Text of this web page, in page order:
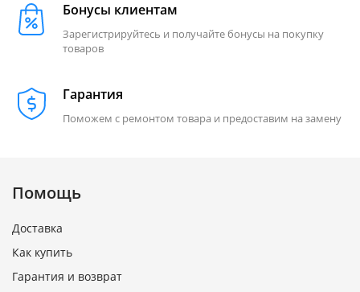
Бонусы клиентам
Зарегистрируйтесь и получайте бонусы на покупку
товаров
Гарантия
Поможем с ремонтом товара и предоставим на замену
Помощь
Доставка
Как купить
Гарантия и возврат